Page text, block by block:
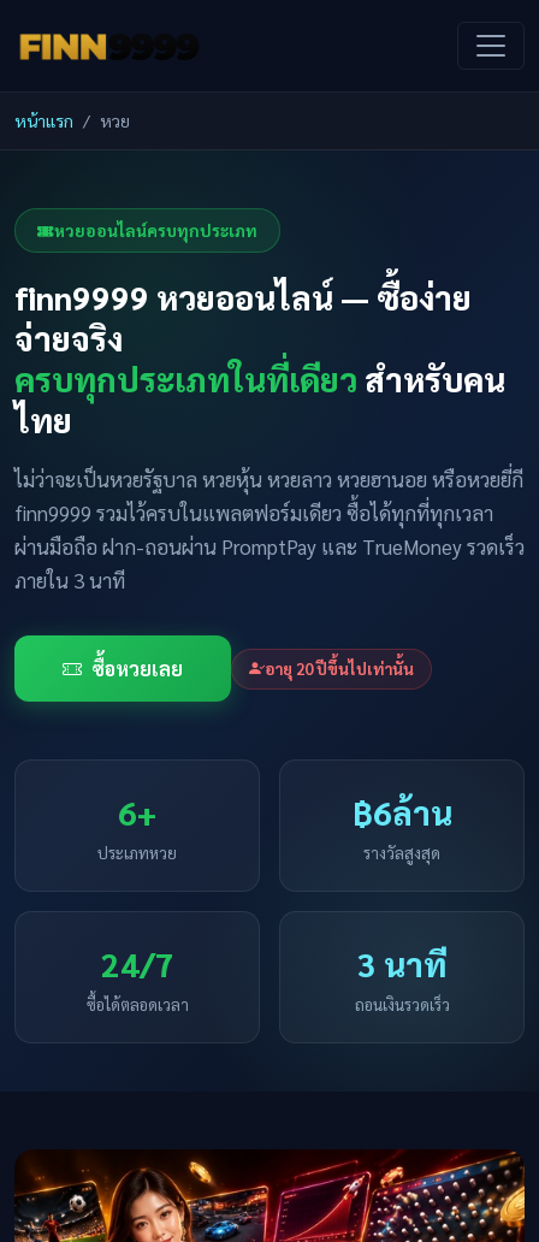
หน้าแรก หวย
หวยออนไลน์ครบทุกประเภท
finn9999 หวยออนไลน์ — ซื้อง่าย
จ่ายจริง
ครบทุกประเภทในที่เดียว สำหรับคน
ไทย
ไม่ว่าจะเป็นหวยรัฐบาล หวยหุ้น หวยลาว หวยฮานอย หรือหวยยี่กี
finn9999 รวมไว้ครบในแพลตฟอร์มเดียว ซื้อได้ทุกที่ทุกเวลา
ผ่านมือถือ ฝาก-ถอนผ่าน PromptPay และ TrueMoney รวดเร็ว
ภายใน 3 นาที
ซื้อหวยเลย อายุ 20 ปีขึ้นไปเท่านั้น
6+
ประเภทหวย
฿6ล้าน
รางวัลสูงสุด
24/7
ซื้อได้ตลอดเวลา
3 นาที
ถอนเงินรวดเร็ว